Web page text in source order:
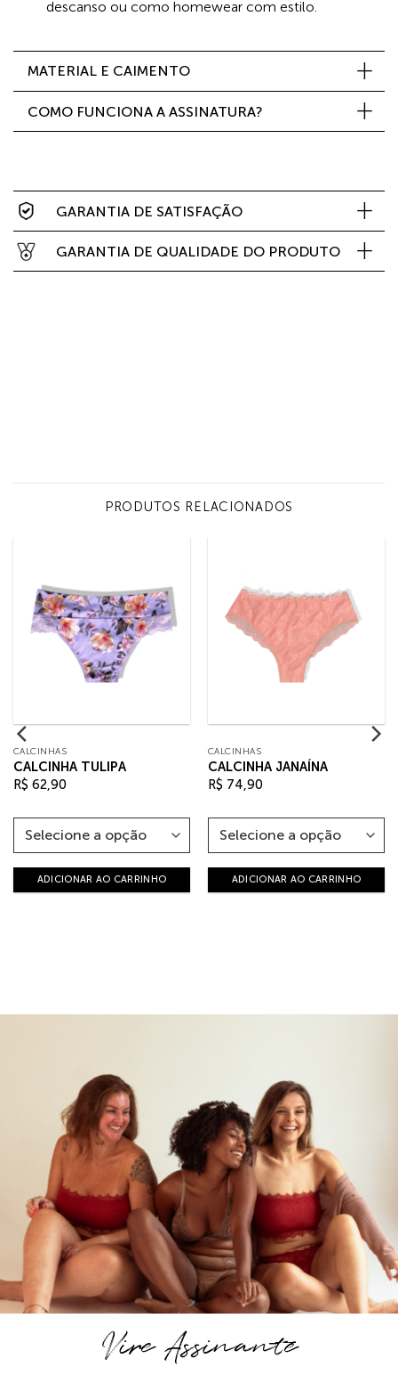
descanso ou como homewear com estilo.
MATERIAL E CAIMENTO
COMO FUNCIONA A ASSINATURA?
GARANTIA DE SATISFAÇÃO
GARANTIA DE QUALIDADE DO PRODUTO
PRODUTOS RELACIONADOS
CALCINHAS
CALCINHA TULIPA
R$ 62,90
ADICIONAR AO CARRINHO
CALCINHAS
CALCINHA JANAÍNA
R$ 74,90
ADICIONAR AO CARRINHO
Vire Assinante